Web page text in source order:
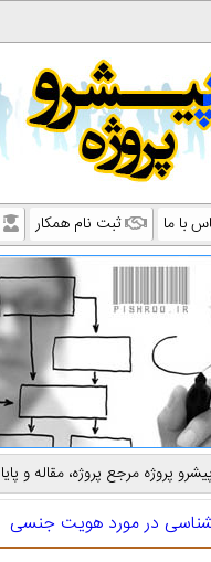
با ما ثبت نام همکار
پیشرو پروژه مرجع پروژه، مقاله
در مورد هویت جنسی